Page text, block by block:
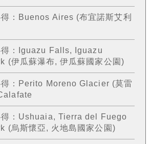
：Buenos Aires (布宜諾斯艾利
得：Iguazu Falls, Iguazu
(伊瓜蘇瀑布, 伊瓜蘇國家公園)
得：Perito Moreno Glacier (莫雷
得：Ushuaia, Tierra del Fuego
(烏斯懷亞, 火地島國家公園)